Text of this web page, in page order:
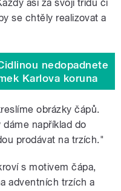
asi za svoji třídu či
se chtěly realizovat a
nedopadnete
Karlova koruna
obrázky čápů.
například do
prodávat na trzích."
s motivem čápa,
adventních trzích a